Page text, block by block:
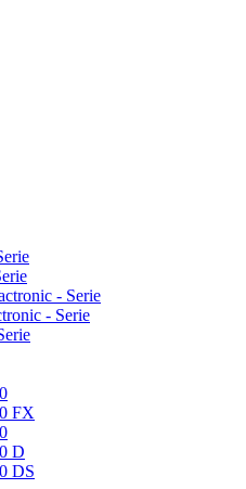
- Serie
- Serie
FX
D
DS